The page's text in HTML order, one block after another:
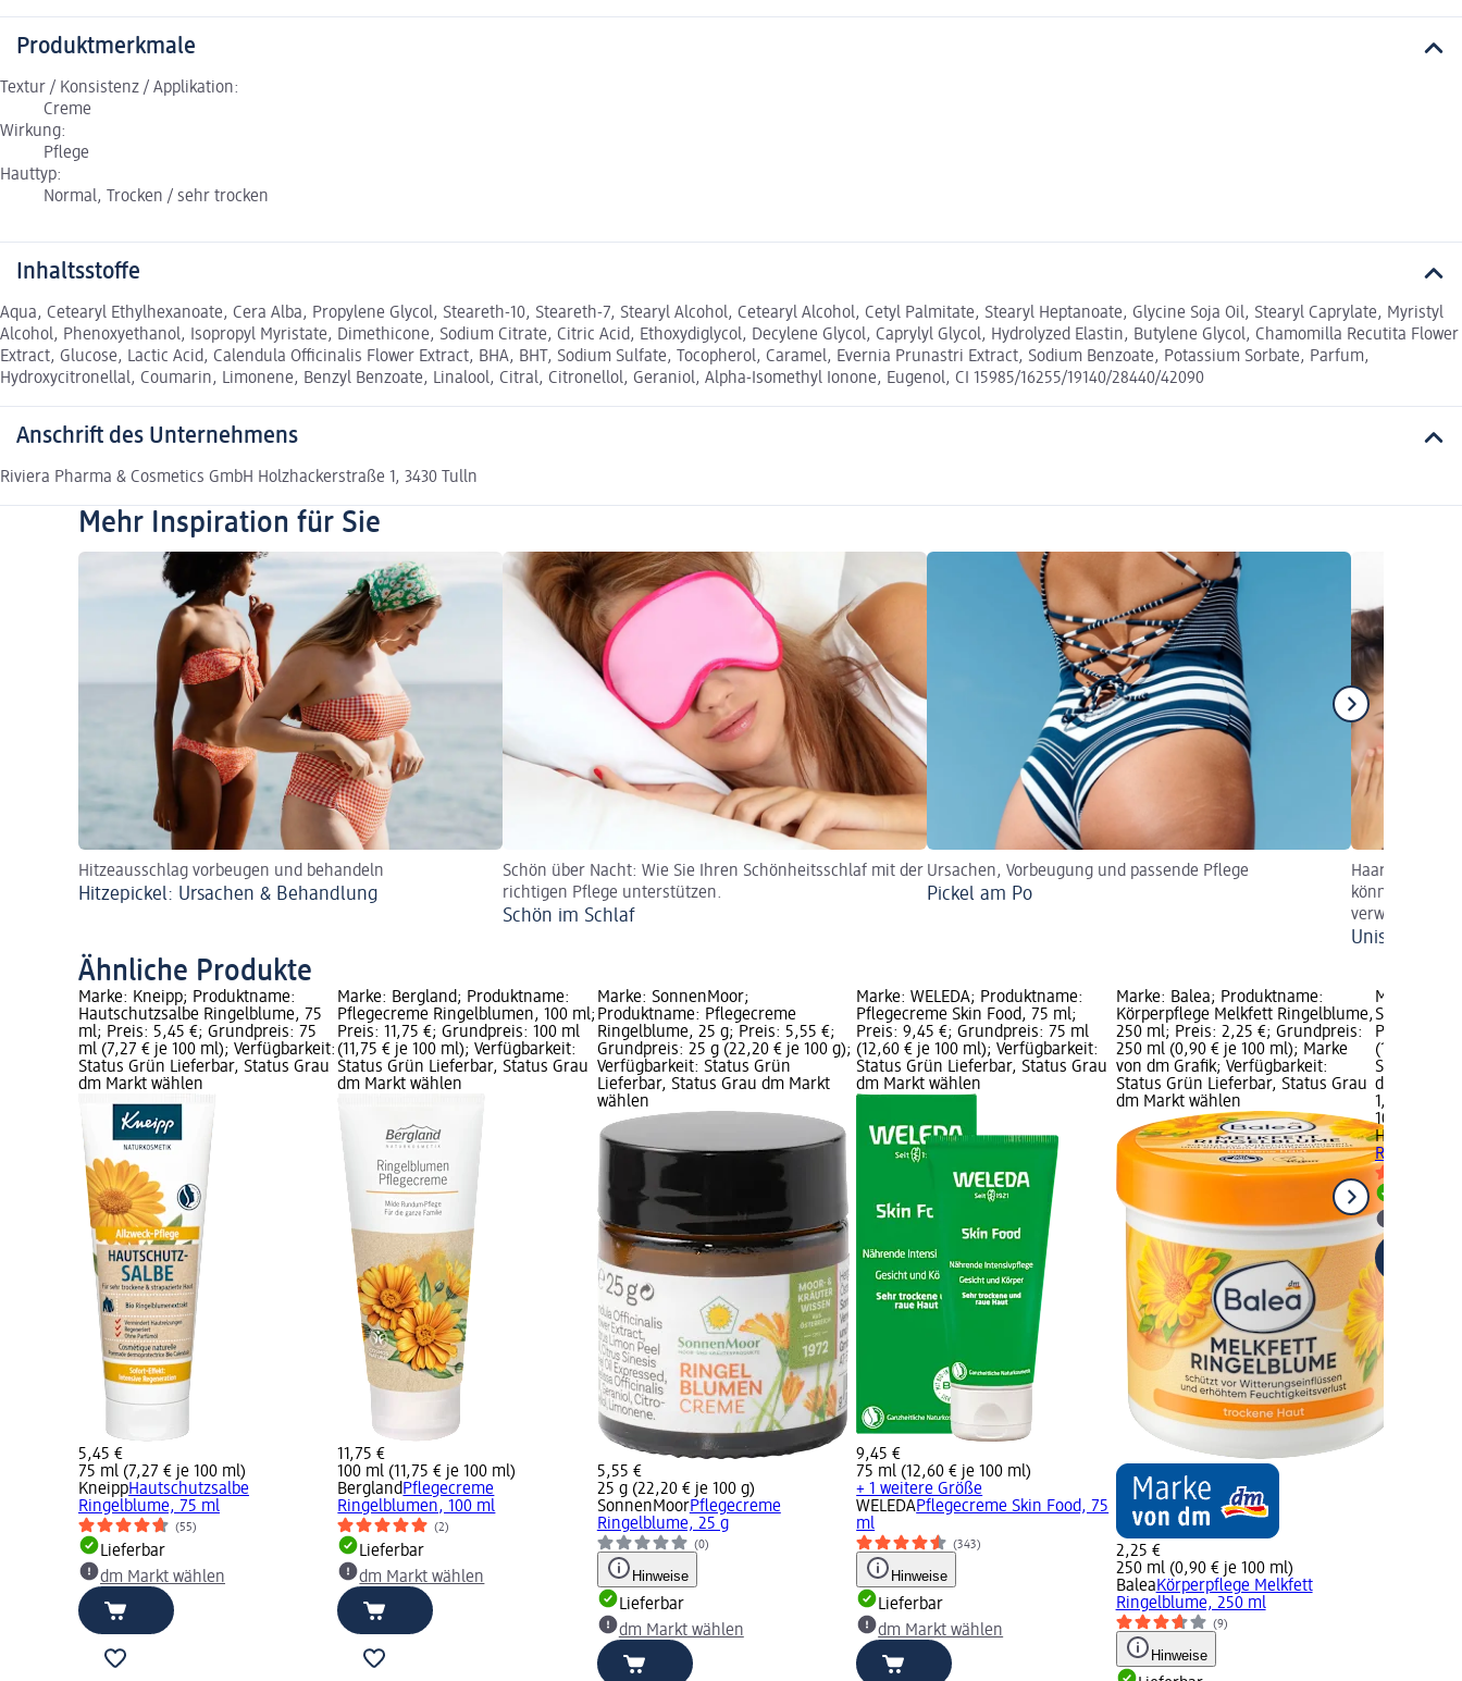
Produktmerkmale
Textur / Konsistenz / Applikation:
Creme
Wirkung:
Pflege
Hauttyp:
Normal, Trocken / sehr trocken
Inhaltsstoffe
Aqua, Cetearyl Ethylhexanoate, Cera Alba, Propylene Glycol, Steareth-10, Steareth-7, Stearyl Alcohol, Cetearyl Alcohol, Cetyl Palmitate, Stearyl Heptanoate, Glycine Soja Oil, Stearyl Caprylate, Myristyl
Alcohol, Phenoxyethanol, Isopropyl Myristate, Dimethicone, Sodium Citrate, Citric Acid, Ethoxydiglycol, Decylene Glycol, Caprylyl Glycol, Hydrolyzed Elastin, Butylene Glycol, Chamomilla Recutita Flower
Extract, Glucose, Lactic Acid, Calendula Officinalis Flower Extract, BHA, BHT, Sodium Sulfate, Tocopherol, Caramel, Evernia Prunastri Extract, Sodium Benzoate, Potassium Sorbate, Parfum,
Hydroxycitronellal, Coumarin, Limonene, Benzyl Benzoate, Linalool, Citral, Citronellol, Geraniol, Alpha-Isomethyl Ionone, Eugenol, CI 15985/16255/19140/28440/42090
Anschrift des Unternehmens
Riviera Pharma & Cosmetics GmbH Holzhackerstraße 1, 3430 Tulln
Mehr Inspiration für Sie
Hitzeausschlag vorbeugen und behandeln
Hitzepickel: Ursachen & Behandlung
Schön über Nacht: Wie Sie Ihren Schönheitsschlaf mit der
richtigen Pflege unterstützen.
Schön im Schlaf
Ursachen, Vorbeugung und passende Pflege
Pickel am Po
können von
verwendet
Unisex
Ähnliche Produkte
Marke: Kneipp; Produktname:
Hautschutzsalbe Ringelblume, 75
ml; Preis: 5,45 €; Grundpreis: 75
ml (7,27 € je 100 ml); Verfügbarkeit:
Status Grün Lieferbar, Status Grau
dm Markt wählen
5,45 €
75 ml (7,27 € je 100 ml)
KneippHautschutzsalbe
Ringelblume, 75 ml
(55)
Lieferbar
dm Markt wählen
Marke: Bergland; Produktname:
Pflegecreme Ringelblumen, 100 ml;
Preis: 11,75 €; Grundpreis: 100 ml
(11,75 € je 100 ml); Verfügbarkeit:
Status Grün Lieferbar, Status Grau
dm Markt wählen
11,75 €
100 ml (11,75 € je 100 ml)
BerglandPflegecreme
Ringelblumen, 100 ml
(2)
Lieferbar
dm Markt wählen
Marke: SonnenMoor;
Produktname: Pflegecreme
Ringelblume, 25 g; Preis: 5,55 €;
Grundpreis: 25 g (22,20 € je 100 g);
Verfügbarkeit: Status Grün
Lieferbar, Status Grau dm Markt
wählen
5,55 €
25 g (22,20 € je 100 g)
SonnenMoorPflegecreme
Ringelblume, 25 g
(0)
Hinweise
Lieferbar
dm Markt wählen
Marke: WELEDA; Produktname:
Pflegecreme Skin Food, 75 ml;
Preis: 9,45 €; Grundpreis: 75 ml
(12,60 € je 100 ml); Verfügbarkeit:
Status Grün Lieferbar, Status Grau
dm Markt wählen
9,45 €
75 ml (12,60 € je 100 ml)
+ 1 weitere Größe
WELEDAPflegecreme Skin Food, 75
ml
(343)
Hinweise
Lieferbar
dm Markt wählen
Marke: Balea; Produktname:
Körperpflege Melkfett Ringelblume,
250 ml; Preis: 2,25 €; Grundpreis:
250 ml (0,90 € je 100 ml); Marke
von dm Grafik; Verfügbarkeit:
Status Grün Lieferbar, Status Grau
dm Markt wählen
2,25 €
250 ml (0,90 € je 100 ml)
BaleaKörperpflege Melkfett
Ringelblume, 250 ml
(9)
Hinweise
Marke:
Preis: 1,95
(1,95 € je
Status
dm Markt
1,95 €
100 g (1,95
HASLINGER